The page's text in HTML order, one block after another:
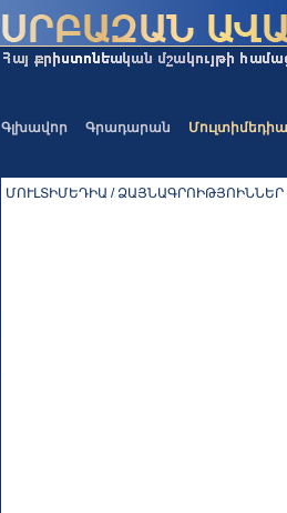
Գլխավոր Գրադարան Մուլտիմեդիա
ՄՈՒԼՏԻՄԵԴԻԱ / ՁԱՅՆԱԳՐՈԻԹՅՈԻՆՆԵՐ